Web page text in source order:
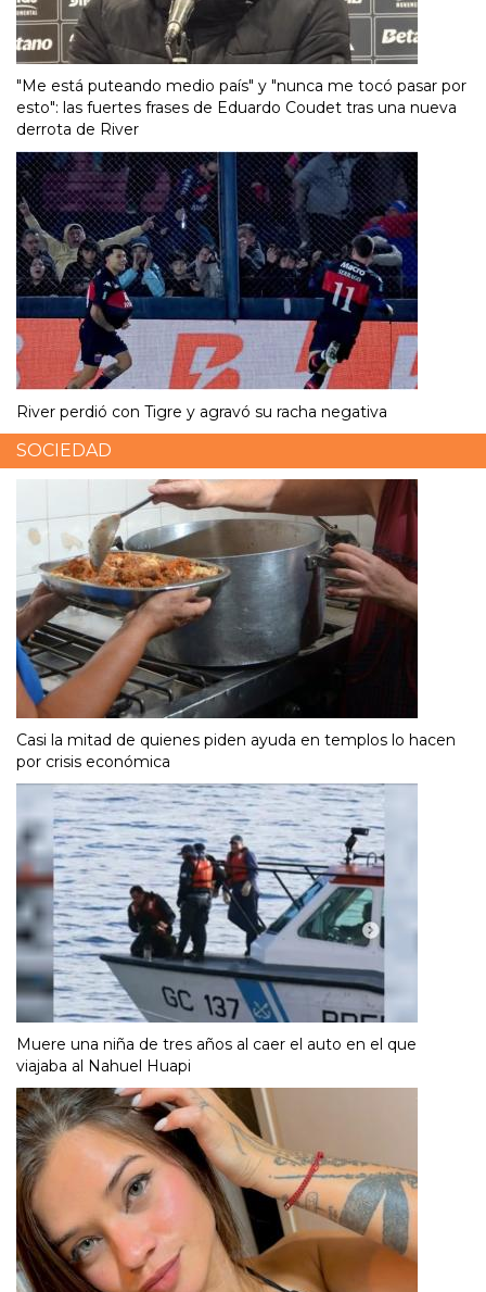
"Me está puteando medio país" y "nunca me tocó pasar por
esto": las fuertes frases de Eduardo Coudet tras una nueva
derrota de River
River perdió con Tigre y agravó su racha negativa
SOCIEDAD
Casi la mitad de quienes piden ayuda en templos lo hacen
por crisis económica
Muere una niña de tres años al caer el auto en el que
viajaba al Nahuel Huapi